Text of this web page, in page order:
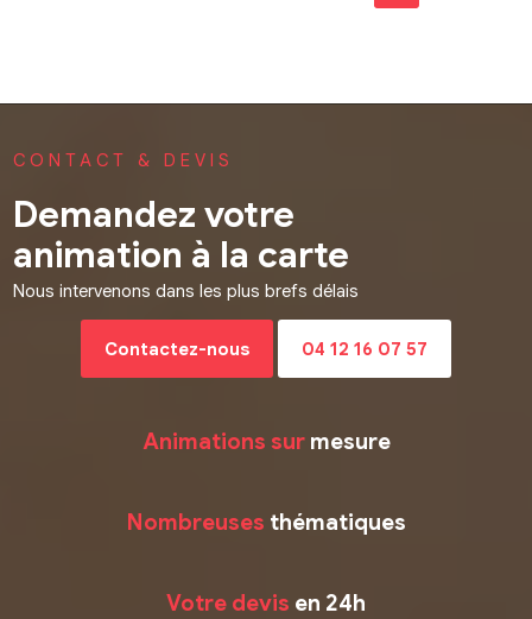
CONTACT & DEVIS
Demandez votre
animation à la carte
Nous intervenons dans les plus brefs délais
Contactez-nous 04 12 16 07 57
Animations sur mesure
Nombreuses thématiques
Votre devis en 24h